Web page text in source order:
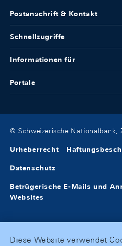
Postanschrift & Kontakt
Schnellzugriffe
Informationen für
Portale
© Schweizerische Nationalbank,
Urheberrecht
Datenschutz
Betrügerische E-Mails und
Websites
Diese Website verwendet